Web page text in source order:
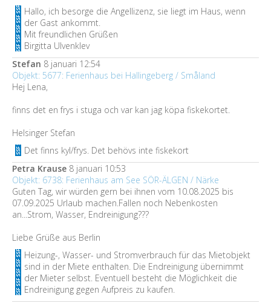
Hallo, ich besorge die Angellizenz, sie liegt im Haus, wenn
der Gast ankommt.
Mit freundlichen Grüßen
Birgitta Ulvenklev
Stefan 8 januari 12:54
Objekt: 5677: Ferienhaus bei Hallingeberg / Småland
Hej Lena,
finns det en frys i stuga och var kan jag köpa fiskekortet.
Helsinger Stefan
Det finns kyl/frys. Det behövs inte fiskekort
Petra Krause 8 januari 10:53
Objekt: 6738: Ferienhaus am See SÖR-ÄLGEN / Närke
Guten Tag, wir würden gern bei ihnen vom 10.08.2025 bis
07.09.2025 Urlaub machen.Fallen noch Nebenkosten
an...Strom, Wasser, Endreinigung???
Liebe Grüße aus Berlin
Heizung-, Wasser- und Stromverbrauch für das Mietobjekt
sind in der Miete enthalten. Die Endreinigung übernimmt
der Mieter selbst. Eventuell besteht die Möglichkeit die
Endreinigung gegen Aufpreis zu kaufen.